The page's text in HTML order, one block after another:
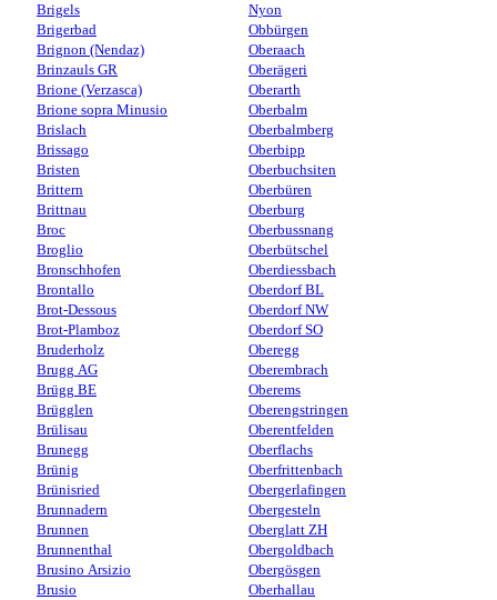
Brigels
Brigerbad
Brignon (Nendaz)
Brinzauls GR
Brione (Verzasca)
Brione sopra Minusio
Brislach
Brissago
Bristen
Brittern
Brittnau
Broc
Broglio
Bronschhofen
Brontallo
Brot-Dessous
Brot-Plamboz
Bruderholz
Brugg AG
Brügg BE
Brügglen
Brülisau
Brunegg
Brünig
Brünisried
Brunnadern
Brunnen
Brunnenthal
Brusino Arsizio
Brusio
Nyon
Obbürgen
Oberaach
Oberägeri
Oberarth
Oberbalm
Oberbalmberg
Oberbipp
Oberbuchsiten
Oberbüren
Oberburg
Oberbussnang
Oberbütschel
Oberdiessbach
Oberdorf BL
Oberdorf NW
Oberdorf SO
Oberegg
Oberembrach
Oberems
Oberengstringen
Oberentfelden
Oberflachs
Oberfrittenbach
Obergerlafingen
Obergesteln
Oberglatt ZH
Obergoldbach
Obergösgen
Oberhallau